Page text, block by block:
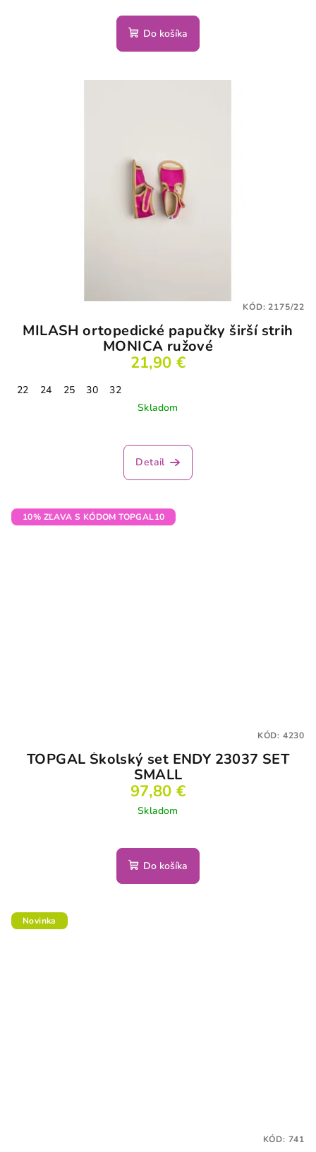
Do košíka
MILASH ortopedické papučky širší strih
MONICA ružové
21,90 €
22 24 25 30
32
Skladom
Detail
KÓD:2175/22
10% ZĽAVA S KÓDOM TOPGAL10
TOPGAL Školský set ENDY 23037 SET
SMALL
97,80 €
Skladom
Do košíka
KÓD: 4230
Novinka
KÓD: 741